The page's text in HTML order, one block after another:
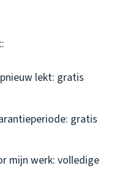
lekt: gratis
gratis
mijn werk: volledige